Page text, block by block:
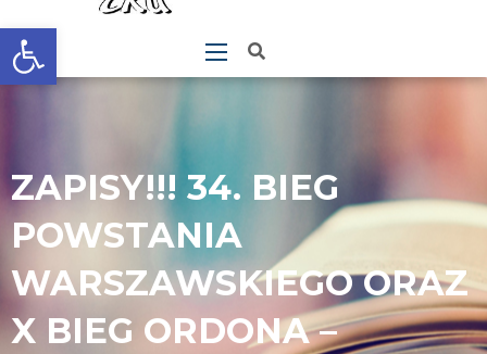
Otwórz
pasek
ZAPISY!!! 34. BIEG
POWSTANIA
WARSZAWSKIEGO ORAZ
X BIEG ORDONA –